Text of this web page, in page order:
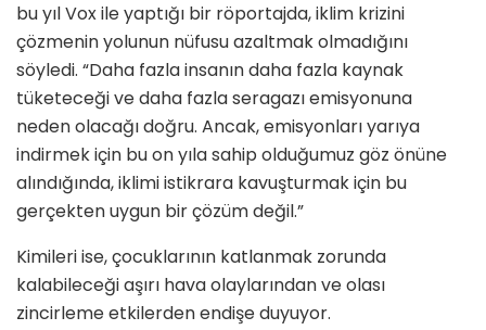
bu yıl Vox ile yaptığı bir röportajda, iklim krizini
çözmenin yolunun nüfusu azaltmak olmadığını
söyledi. “Daha fazla insanın daha fazla kaynak
tüketeceği ve daha fazla seragazı emisyonuna
neden olacağı doğru. Ancak, emisyonları yarıya
indirmek için bu on yıla sahip olduğumuz göz önüne
alındığında, iklimi istikrara kavuşturmak için bu
gerçekten uygun bir çözüm değil.”
Kimileri ise, çocuklarının katlanmak zorunda
kalabileceği aşırı hava olaylarından ve olası
zincirleme etkilerden endişe duyuyor.